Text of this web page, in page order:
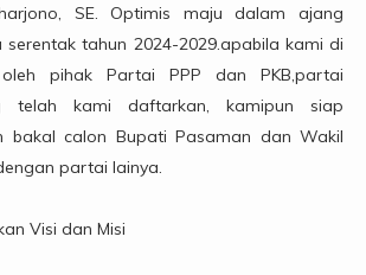
SE. Optimis maju dalam ajang
serentak tahun 2024-2029.apabila kami di
oleh pihak Partai PPP dan PKB,partai
telah kami daftarkan, kamipun siap
bakal calon Bupati Pasaman dan Wakil
partai lainya.
Visi dan Misi